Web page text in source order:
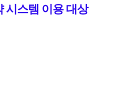
시스템 이용 대상